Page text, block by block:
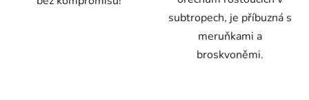
subtropech, je příbuzná s
meruňkami a
broskvoněmi.